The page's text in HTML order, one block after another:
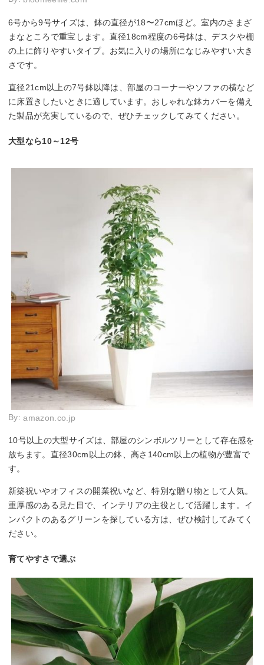
6号から9号サイズは、鉢の直径が18〜27cmほど。室内のさまざ
まなところで重宝します。直径18cm程度の6号鉢は、デスクや棚
の上に飾りやすいタイプ。お気に入りの場所になじみやすい大き
さです。
直径21cm以上の7号鉢以降は、部屋のコーナーやソファの横など
に床置きしたいときに適しています。おしゃれな鉢カバーを備え
た製品が充実しているので、ぜひチェックしてみてください。
大型なら10～12号
By:amazon.co.jp
10号以上の大型サイズは、部屋のシンボルツリーとして存在感を
放ちます。直径30cm以上の鉢、高さ140cm以上の植物が豊富で
す。
新築祝いやオフィスの開業祝いなど、特別な贈り物として人気。
重厚感のある見た目で、インテリアの主役として活躍します。イ
ンパクトのあるグリーンを探している方は、ぜひ検討してみてく
ださい。
育てやすさで選ぶ